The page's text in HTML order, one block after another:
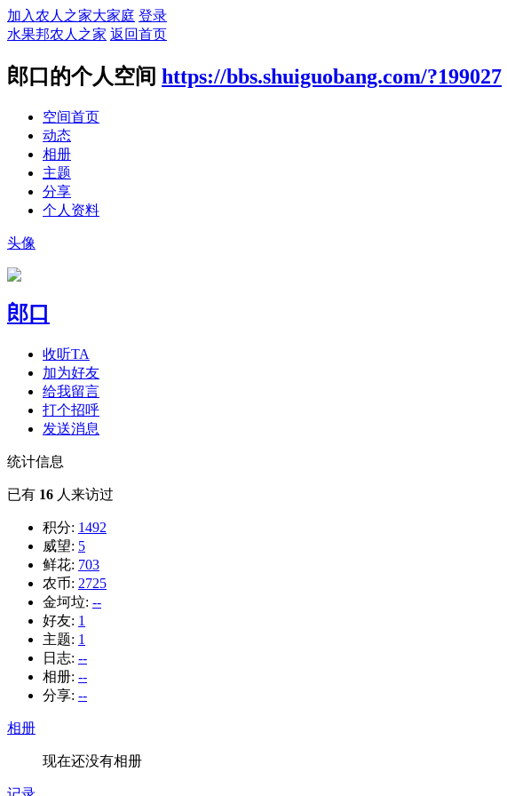
加入农人之家大家庭 登录
水果邦农人之家 返回首页
郎口的个人空间 https://bbs.shuiguobang.com/?199027
空间首页
动态
相册
主题
分享
个人资料
头像
郎口
收听TA
加为好友
给我留言
打个招呼
发送消息
统计信息
已有 16 人来访过
积分: 1492
威望: 5
鲜花: 703
农币: 2725
金坷垃: --
好友: 1
主题: 1
日志: --
相册: --
分享: --
相册
现在还没有相册